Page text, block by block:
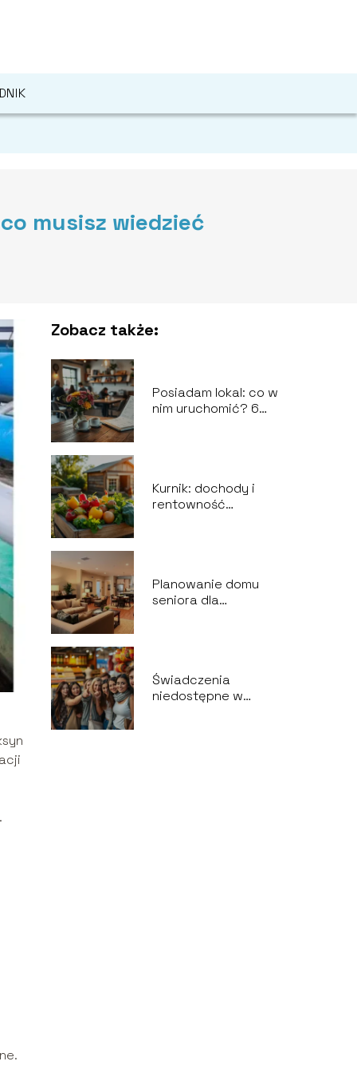
musisz wiedzieć
Zobacz także:
Posiadam lokal: co w
nim uruchomić? 6
Kurnik: dochody i
rentowność
Planowanie domu
seniora dla
Świadczenia
niedostępne w